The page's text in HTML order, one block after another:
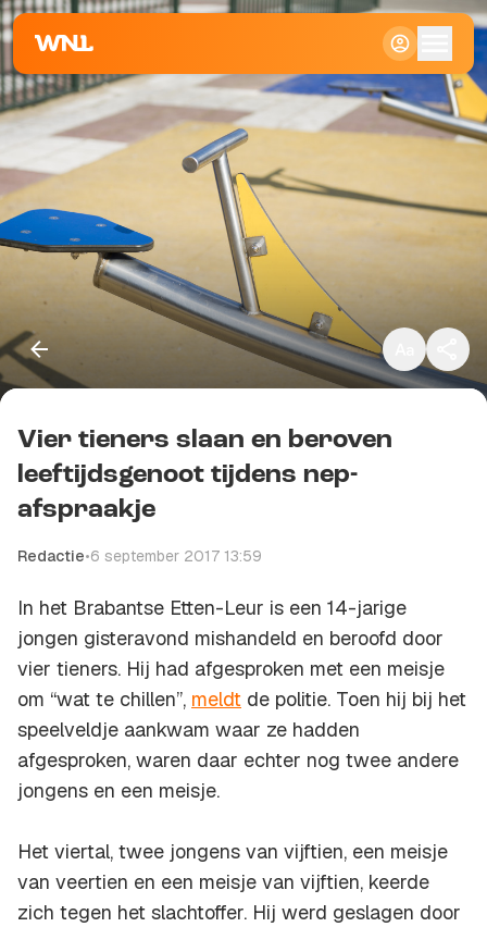
Kopieer link
Vier tieners slaan en beroven
leeftijdsgenoot tijdens nep-
afspraakje
Redactie•6 september 2017 13:59
In het Brabantse Etten-Leur is een 14-jarige
jongen gisteravond mishandeld en beroofd door
vier tieners. Hij had afgesproken met een meisje
om “wat te chillen”, meldt de politie. Toen hij bij het
speelveldje aankwam waar ze hadden
afgesproken, waren daar echter nog twee andere
jongens en een meisje.
Het viertal, twee jongens van vijftien, een meisje
van veertien en een meisje van vijftien, keerde
zich tegen het slachtoffer. Hij werd geslagen door